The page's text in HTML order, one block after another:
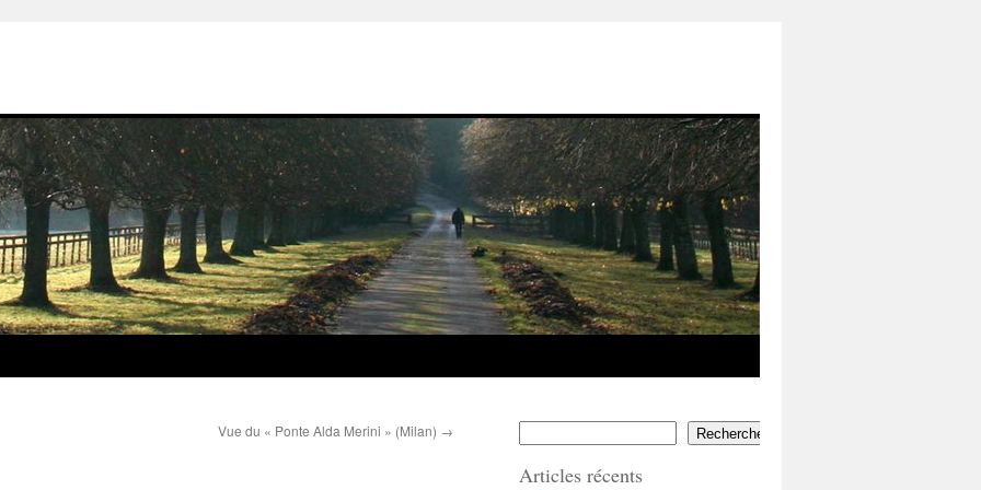
Vue du « Ponte Alda Merini » (Milan) → Rechercher
Articles récents